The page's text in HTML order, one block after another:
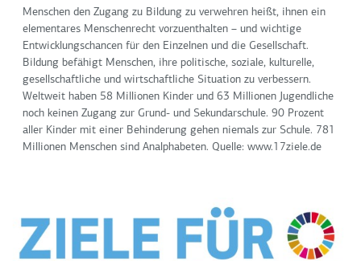
Menschen den Zugang zu Bildung zu verwehren heißt, ihnen ein
elementares Menschenrecht vorzuenthalten – und wichtige
Entwicklungschancen für den Einzelnen und die Gesellschaft.
Bildung befähigt Menschen, ihre politische, soziale, kulturelle,
gesellschaftliche und wirtschaftliche Situation zu verbessern.
Weltweit haben 58 Millionen Kinder und 63 Millionen Jugendliche
noch keinen Zugang zur Grund- und Sekundarschule. 90 Prozent
aller Kinder mit einer Behinderung gehen niemals zur Schule. 781
Millionen Menschen sind Analphabeten. Quelle: www.17ziele.de